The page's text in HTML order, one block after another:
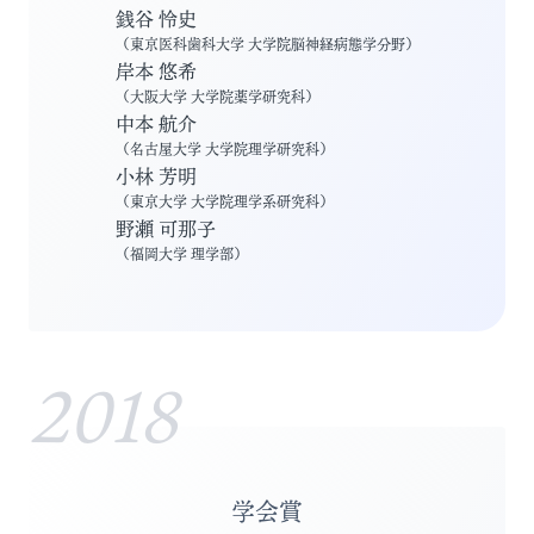
銭谷 怜史
（東京医科歯科大学 大学院脳神経病態学分野）
岸本 悠希
（大阪大学 大学院薬学研究科）
中本 航介
（名古屋大学 大学院理学研究科）
小林 芳明
（東京大学 大学院理学系研究科）
野瀬 可那子
（福岡大学 理学部）
2018
学会賞